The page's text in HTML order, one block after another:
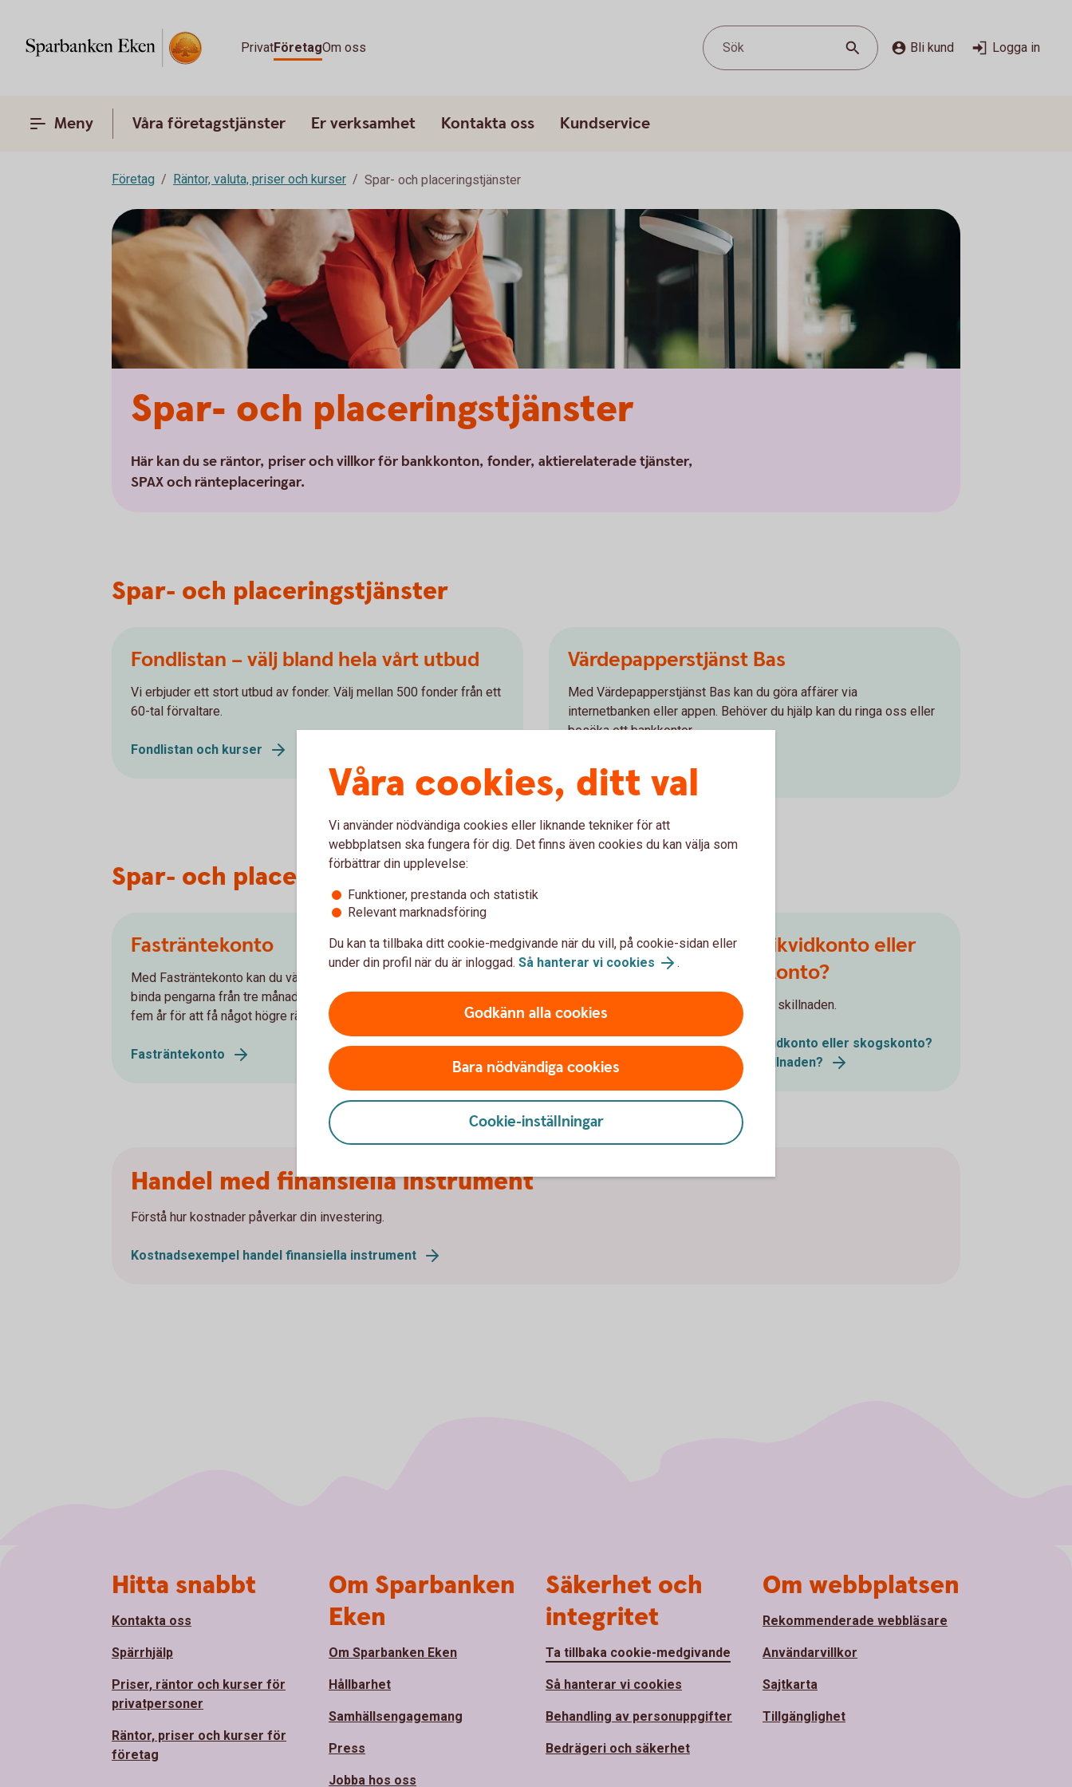
PrivatFöretagOm oss Sök Bli kund Logga in
Meny Våra företagstjänster Er verksamhet Kontakta oss Kundservice
Företag Räntor, valuta, priser och kurser Spar- och placeringstjänster
Spar- och placeringstjänster
Här kan du se räntor, priser och villkor för bankkonton, fonder, aktierelaterade tjänster,
SPAX och ränteplaceringar.
Spar- och placeringstjänster
Fondlistan – välj bland hela vårt utbud
Vi erbjuder ett stort utbud av fonder. Välj mellan 500 fonder från ett
60-tal förvaltare.
Fondlistan och kurser
Värdepapperstjänst Bas
Med Värdepapperstjänst Bas kan du göra affärer via
internetbanken eller appen. Behöver du hjälp kan du ringa oss eller
besöka ett bankkontor.
Värdepapperstjänst Bas
Spar- och placeringstjänster
Fasträntekonto
Med Fasträntekonto kan du välja att
binda pengarna från tre månader upp till
fem år för att få något högre ränta.
Fasträntekonto
Placeringskonto Företag
skapar du en ekonomisk buffert för ditt
företag, samtidigt som pengarna alltid
finns tillgängliga.
Placeringskonto Företag
Skogslikvidkonto eller
skogskonto?
Vi förklarar skillnaden.
Skogslikvidkonto eller skogskonto?
Vad är skillnaden?
Handel med finansiella instrument
Förstå hur kostnader påverkar din investering.
Kostnadsexempel handel finansiella instrument
Våra cookies, ditt val
Vi använder nödvändiga cookies eller liknande tekniker för att
webbplatsen ska fungera för dig. Det finns även cookies du kan välja som
förbättrar din upplevelse:
Funktioner, prestanda och statistik
Relevant marknadsföring
Du kan ta tillbaka ditt cookie-medgivande när du vill, på cookie-sidan eller
under din profil när du är inloggad. Så hanterar vi cookies .
Godkänn alla cookies
Bara nödvändiga cookies
Cookie-inställningar
Hitta snabbt
Kontakta oss
Spärrhjälp
Priser, räntor och kurser för
privatpersoner
Räntor, priser och kurser för
företag
Om Sparbanken
Eken
Om Sparbanken Eken
Hållbarhet
Samhällsengagemang
Press
Jobba hos oss
Säkerhet och
integritet
Ta tillbaka cookie-medgivande
Så hanterar vi cookies
Behandling av personuppgifter
Bedrägeri och säkerhet
Om webbplatsen
Rekommenderade webbläsare
Användarvillkor
Sajtkarta
Tillgänglighet